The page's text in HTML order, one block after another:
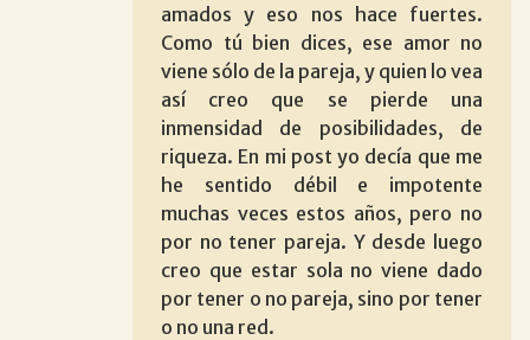
amados y eso nos hace fuertes.
Como tú bien dices, ese amor no
viene sólo de la pareja, y quien lo vea
así creo que se pierde una
inmensidad de posibilidades, de
riqueza. En mi post yo decía que me
he sentido débil e impotente
muchas veces estos años, pero no
por no tener pareja. Y desde luego
creo que estar sola no viene dado
por tener o no pareja, sino por tener
o no una red.